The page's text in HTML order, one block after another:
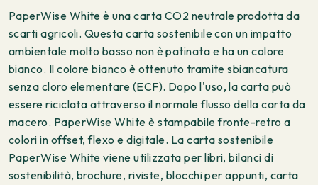
PaperWise White è una carta CO2 neutrale prodotta da
scarti agricoli. Questa carta sostenibile con un impatto
ambientale molto basso non è patinata e ha un colore
bianco. Il colore bianco è ottenuto tramite sbiancatura
senza cloro elementare (ECF). Dopo l'uso, la carta può
essere riciclata attraverso il normale flusso della carta da
macero. PaperWise White è stampabile fronte-retro a
colori in offset, flexo e digitale. La carta sostenibile
PaperWise White viene utilizzata per libri, bilanci di
sostenibilità, brochure, riviste, blocchi per appunti, carta